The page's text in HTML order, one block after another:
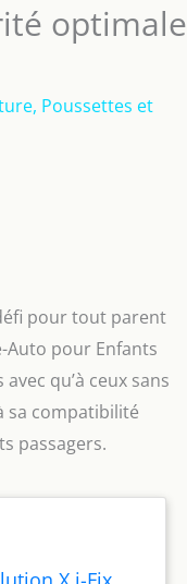
optimale
, Poussettes et
pour tout parent
Auto pour Enfants
qu’à ceux sans
sa compatibilité
passagers.